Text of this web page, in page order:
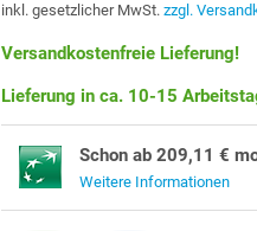
inkl. gesetzlicher MwSt.zzgl.
Versandkostenfreie Lieferung!
Lieferung in ca. 10-15
Schon ab 209,11 €
Weitere Informationen